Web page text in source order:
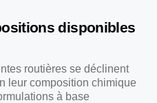
disponibles
routières se déclinent
leur composition chimique
à base